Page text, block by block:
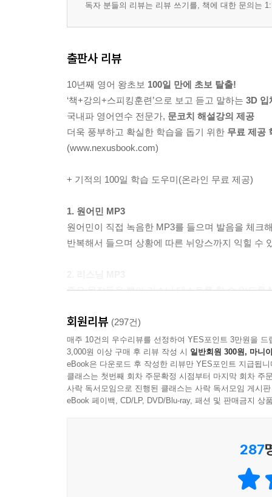
독자 분들의 리뷰는 리뷰 쓰기를, 책에 대한 문의는
출판사 리뷰
10년째 영어 왕초보 100일 만에 초보 탈출!
‘책+강의+스피킹훈련’으로 보고 듣고 말하는 3D 입
국내파 영어연수 전문가, 문코치 해설강의 제공
더욱 풍부하고 확실한 학습을 돕기 위한 무료 제공
(www.nexusbook.com)
+ 기적의 100일 학습 도우미(온라인 무료 제공)
1. 원어민 MP3
원어민이 직접 녹음한 MP3를 들으며 발음을 체크
반복해서 들으며 상황에 따른 뉘앙스까지 익힐 수
중요 문장들을 뽑아 리스닝 테스트를 할 수 있도록
3. 리스닝 테스트
[리스닝 MP3]와 함께 활용합니다. 꼭 기억해야
테스트해 보세요.
4. 단어 노트
단어 노트의 학습을 마치고 제대로 익혔는지 확인
회원리뷰 (297건)
매주 10건의 우수리뷰를 선정하여 YES포인트 3만원을 드
3,000원 이상 구매 후 리뷰 작성 시 일반회원 300원, 마니
eBook은 다운로드 후 작성한 리뷰만 YES포인트 지급됩니
클래스는 첫번째 회차 주문확정 시점부터 마지막 회차 주
사락 독서모임으로 진행된 클래스는 사락 독서모임 게시
eBook 페이백, CD/LP, DVD/Blu-ray, 패션 및 판매금지 상
287